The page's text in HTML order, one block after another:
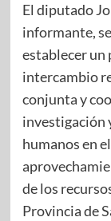
El diputado
informante,
establecer un
intercambio
conjunta y
investigación
humanos en
de los
Provincia de